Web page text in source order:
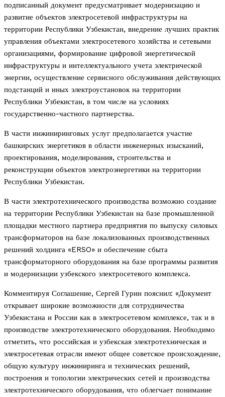
подписанный документ предусматривает модернизацию и
развитие объектов электросетевой инфраструктуры на
территории Республики Узбекистан, внедрение лучших практик
управления объектами электросетевого хозяйства и сетевыми
организациями, формирование цифровой энергетической
инфраструктуры и интеллектуального учета электрической
энергии, осуществление сервисного обслуживания действующих
подстанций и иных электроустановок на территории
Республики Узбекистан, в том числе на условиях
государственно-частного партнерства.
В части инжиниринговых услуг предполагается участие
башкирских энергетиков в области инженерных изысканий,
проектирования, моделирования, строительства и
реконструкции объектов электроэнергетики на территории
Республики Узбекистан.
В части электротехнического производства возможно создание
на территории Республики Узбекистан на базе промышленной
площадки местного партнера предприятия по выпуску силовых
трансформаторов на базе локализованных производственных
решений холдинга «ERSO» и обеспечение сбыта
трансформаторного оборудования на базе программы развития
и модернизации узбекского электросетевого комплекса.
Комментируя Соглашение, Сергей Гурин пояснил: «Документ
открывает широкие возможности для сотрудничества
Узбекистана и России как в электросетевом комплексе, так и в
производстве электротехнического оборудования. Необходимо
отметить, что российская и узбекская электротехническая и
электросетевая отрасли имеют общее советское происхождение,
общую культуру инжиниринга и технических решений,
построения и топологии электрических сетей и производства
электротехнического оборудования, что облегчает понимание